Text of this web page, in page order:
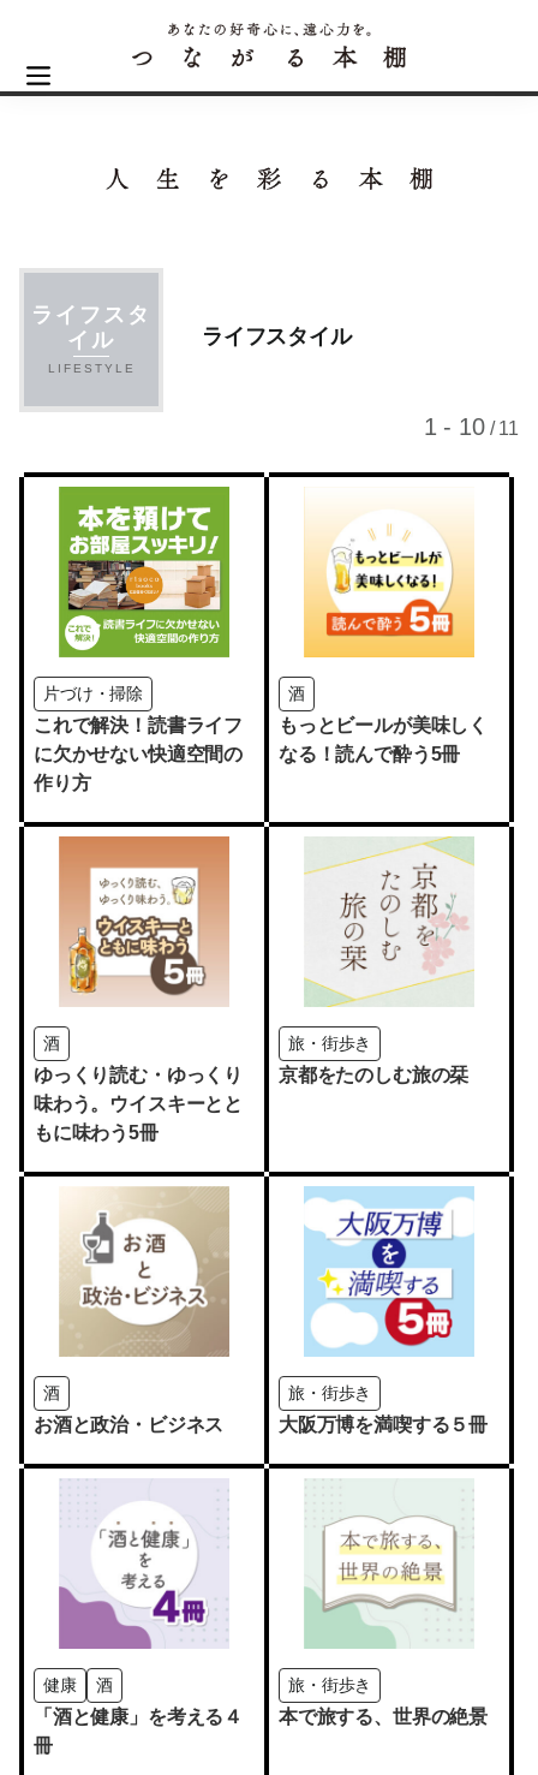
ライフスタ
イル
LIFESTYLE
ライフスタイル
1 - 10/ 11
片づけ・掃除
これで解決！読書ライフ
に欠かせない快適空間の
作り方
酒
もっとビールが美味しく
なる！読んで酔う5冊
酒
ゆっくり読む・ゆっくり
味わう。ウイスキーとと
もに味わう5冊
旅・街歩き
京都をたのしむ旅の栞
酒
お酒と政治・ビジネス
旅・街歩き
大阪万博を満喫する５冊
健康 酒
「酒と健康」を考える４
冊
旅・街歩き
本で旅する、世界の絶景